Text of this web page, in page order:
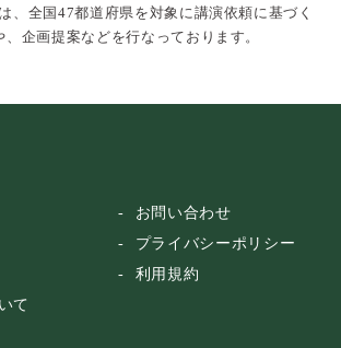
・色物
、全国47都道府県を対象に講演依頼に基づく
、企画提案などを行なっております。
て
お問い合わせ
プライバシーポリシー
利用規約